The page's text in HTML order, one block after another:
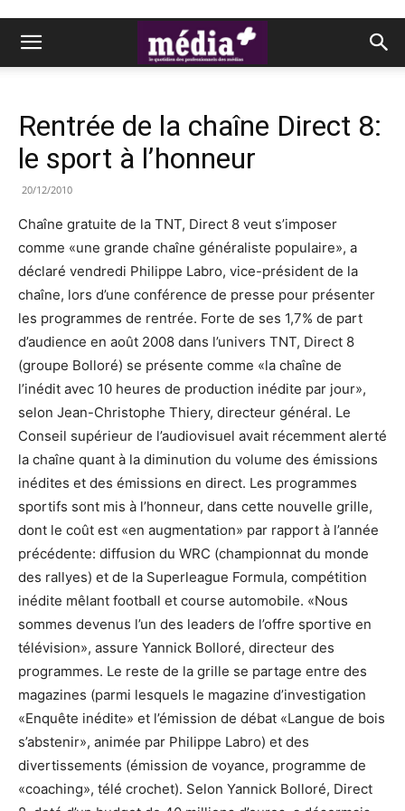
Rentrée de la chaîne Direct 8:
le sport à l’honneur
20/12/2010
Chaîne gratuite de la TNT, Direct 8 veut s’imposer
comme «une grande chaîne généraliste populaire», a
déclaré vendredi Philippe Labro, vice-président de la
chaîne, lors d’une conférence de presse pour présenter
les programmes de rentrée. Forte de ses 1,7% de part
d’audience en août 2008 dans l’univers TNT, Direct 8
(groupe Bolloré) se présente comme «la chaîne de
l’inédit avec 10 heures de production inédite par jour»,
selon Jean-Christophe Thiery, directeur général. Le
Conseil supérieur de l’audiovisuel avait récemment alerté
la chaîne quant à la diminution du volume des émissions
inédites et des émissions en direct. Les programmes
sportifs sont mis à l’honneur, dans cette nouvelle grille,
dont le coût est «en augmentation» par rapport à l’année
précédente: diffusion du WRC (championnat du monde
des rallyes) et de la Superleague Formula, compétition
inédite mêlant football et course automobile. «Nous
sommes devenus l’un des leaders de l’offre sportive en
télévision», assure Yannick Bolloré, directeur des
programmes. Le reste de la grille se partage entre des
magazines (parmi lesquels le magazine d’investigation
«Enquête inédite» et l’émission de débat «Langue de bois
s’abstenir», animée par Philippe Labro) et des
divertissements (émission de voyance, programme de
«coaching», télé crochet). Selon Yannick Bolloré, Direct